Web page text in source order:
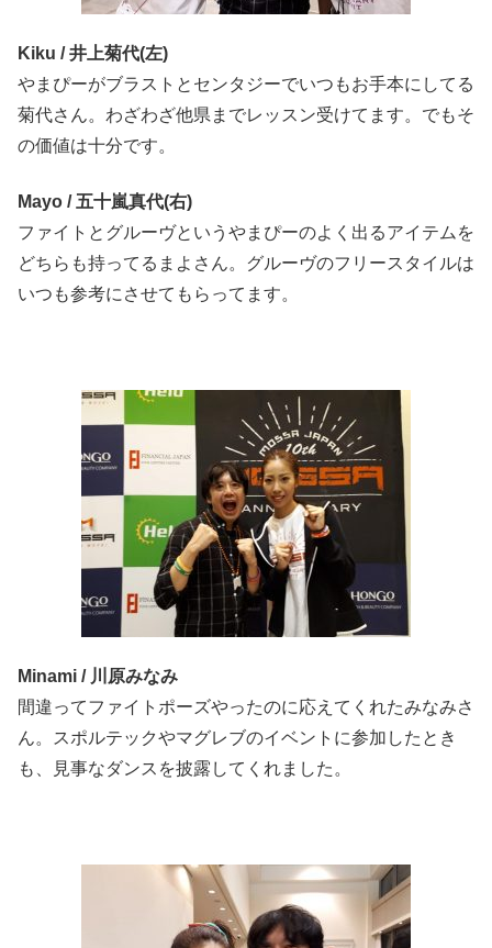
Kiku / 井上菊代(左)
やまぴーがブラストとセンタジーでいつもお手本にしてる
菊代さん。わざわざ他県までレッスン受けてます。でもそ
の価値は十分です。
Mayo / 五十嵐真代(右)
ファイトとグルーヴというやまぴーのよく出るアイテムを
どちらも持ってるまよさん。グルーヴのフリースタイルは
いつも参考にさせてもらってます。
Minami / 川原みなみ
間違ってファイトポーズやったのに応えてくれたみなみさ
ん。スポルテックやマグレブのイベントに参加したとき
も、見事なダンスを披露してくれました。